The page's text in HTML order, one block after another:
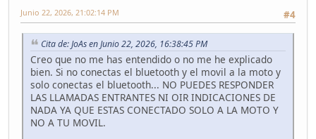
#4
Junio 22, 2026, 21:02:14 PM
Cita de: JoAs en Junio 22, 2026, 16:38:45 PM
Creo que no me has entendido o no me he explicado
bien. Si no conectas el bluetooth y el movil a la moto y
solo conectas el bluetooth... NO PUEDES RESPONDER
LAS LLAMADAS ENTRANTES NI OIR INDICACIONES DE
NADA YA QUE ESTAS CONECTADO SOLO A LA MOTO Y
NO A TU MOVIL.